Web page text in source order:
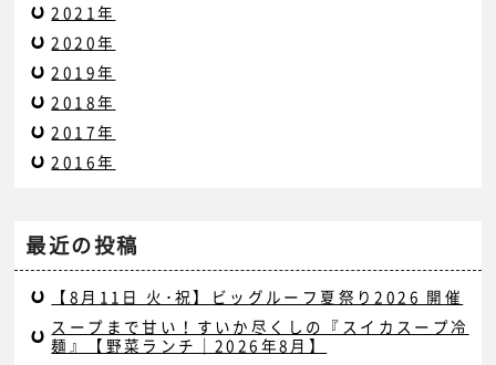
2021年
2020年
2019年
2018年
2017年
2016年
最近の投稿
【8月11日 火･祝】ビッグルーフ夏祭り2026 開催
スープまで甘い！すいか尽くしの『スイカスープ冷
麺』【野菜ランチ｜2026年8月】